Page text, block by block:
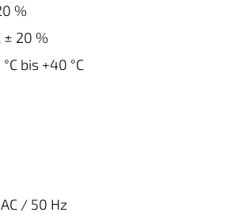
%
± 20 %
bis +40 °C
/ 50 Hz